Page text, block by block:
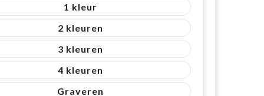
1
2
3
4
Graveren